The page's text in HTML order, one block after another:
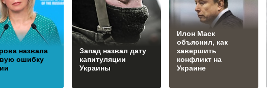
назвала
ошибку
Запад назвал дату
капитуляции
Украины
Илон Маск
объяснил, как
завершить
конфликт на
Украине